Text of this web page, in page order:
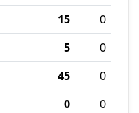
15
0
5
0
45
0
0
0